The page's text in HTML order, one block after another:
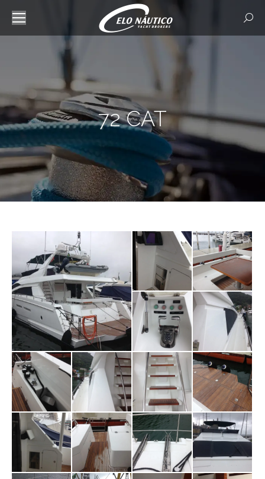
72 CAT